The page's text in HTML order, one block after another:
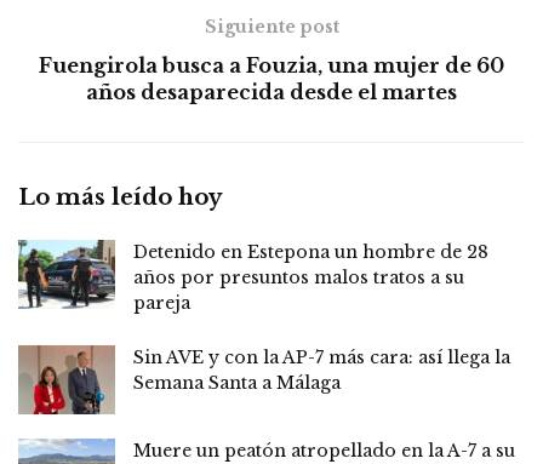
Siguiente post
Fuengirola busca a Fouzia, una mujer de 60
años desaparecida desde el martes
Lo más leído hoy
Detenido en Estepona un hombre de 28
años por presuntos malos tratos a su
pareja
Sin AVE y con la AP-7 más cara: así llega la
Semana Santa a Málaga
Muere un peatón atropellado en la A-7 a su